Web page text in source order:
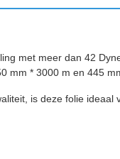
met meer dan 42
* 3000 m en 445
is deze folie